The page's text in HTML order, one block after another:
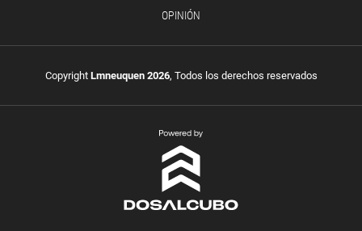
OPINIÓN
Copyright Lmneuquen 2026, Todos los derechos reservados